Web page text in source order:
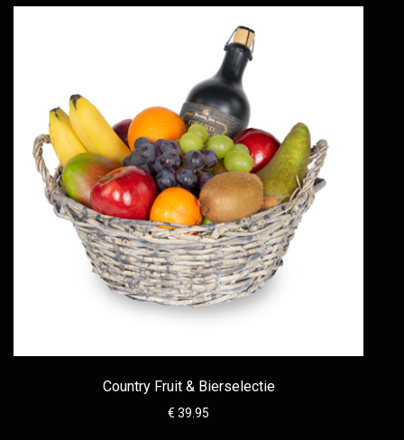
Country Fruit & Bierselectie
€ 39.95